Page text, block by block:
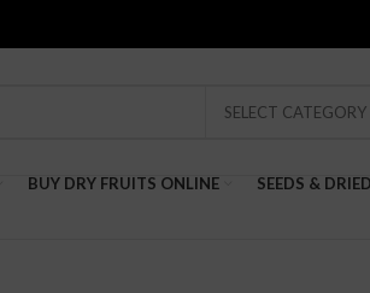
SELECT CATEGORY
BUY DRY FRUITS ONLINE SEEDS &